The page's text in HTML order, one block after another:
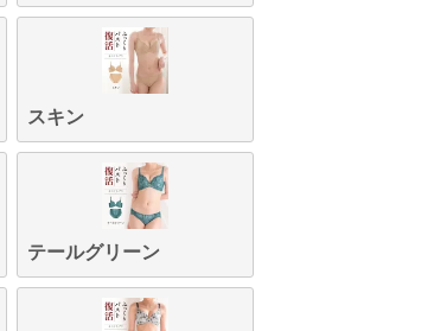
スキン
テールグリーン